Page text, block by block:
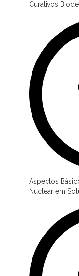
Curativos
Aspectos
Nuclear em